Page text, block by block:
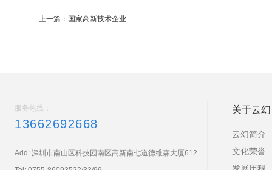
上一篇： 国家高新技术企业
服务热线：
13662692668
Add: 深圳市南山区科技园南区高新南七道德维森大厦612
关于云幻
云幻简介
文化荣誉
发展历程